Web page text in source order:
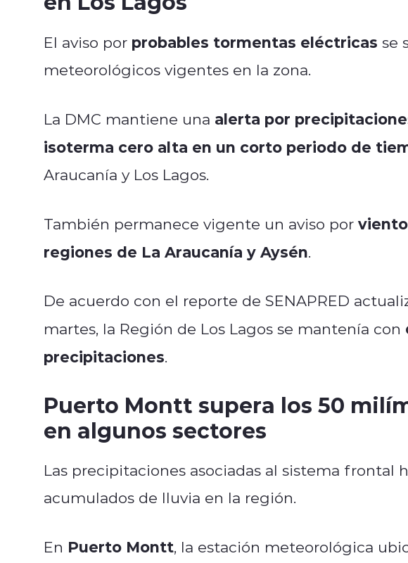
El aviso por probables tormentas eléctricas se
meteorológicos vigentes en la zona.
La DMC mantiene una alerta por
isoterma cero alta en un corto periodo de
Araucanía y Los Lagos.
También permanece vigente un aviso por
regiones de La Araucanía y Aysén.
De acuerdo con el reporte de SENAPRED
martes, la Región de Los Lagos se mantenía con
precipitaciones.
Puerto Montt supera los 50
en algunos sectores
Las precipitaciones asociadas al sistema frontal
acumulados de lluvia en la región.
En Puerto Montt, la estación meteorológica